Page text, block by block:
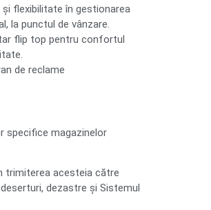
flexibilitate în gestionarea
la punctul de vânzare.
flip top pentru confortul
de reclame
specifice magazinelor
trimiterea acesteia către
dezastre și Sistemul